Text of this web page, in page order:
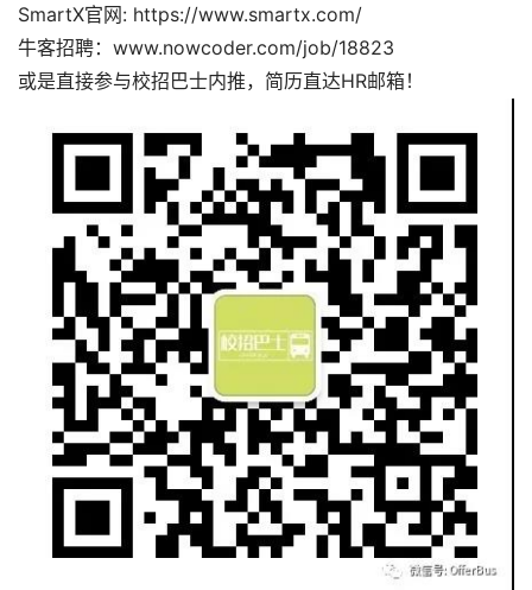
SmartX官网: https://www.smartx.com/
牛客招聘：www.nowcoder.com/job/18823
或是直接参与校招巴士内推，简历直达HR邮箱！